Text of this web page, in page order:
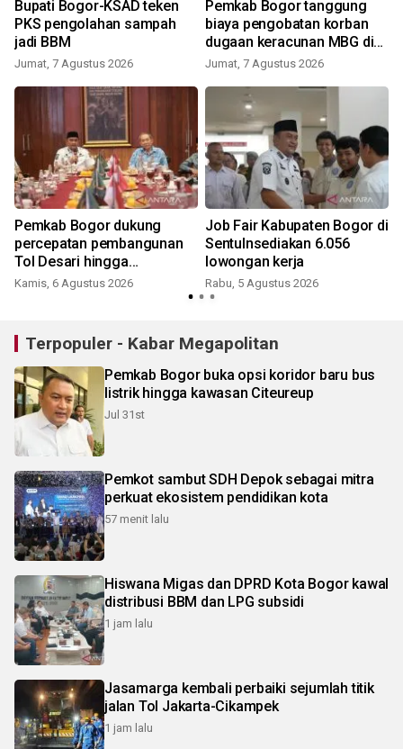
Bupati Bogor-KSAD teken
PKS pengolahan sampah
jadi BBM
Jumat, 7 Agustus 2026
Pemkab Bogor tanggung
biaya pengobatan korban
dugaan keracunan MBG di
Dramaga
Jumat, 7 Agustus 2026
Pemkab Bogor dukung
percepatan pembangunan
Tol Desari hingga
Salabenda
Kamis, 6 Agustus 2026
Job Fair Kabupaten Bogor di
Sentulnsediakan 6.056
lowongan kerja
Rabu, 5 Agustus 2026
Terpopuler - Kabar Megapolitan
Pemkab Bogor buka opsi koridor baru bus
listrik hingga kawasan Citeureup
Jul 31st
Pemkot sambut SDH Depok sebagai mitra
perkuat ekosistem pendidikan kota
57 menit lalu
Hiswana Migas dan DPRD Kota Bogor kawal
distribusi BBM dan LPG subsidi
1 jam lalu
Jasamarga kembali perbaiki sejumlah titik
jalan Tol Jakarta-Cikampek
1 jam lalu